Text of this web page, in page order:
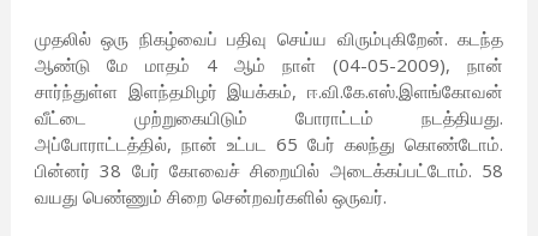
முதலில் ஒரு நிகழ்வைப் பதிவு செய்ய விரும்புகிறேன். கடந்த
ஆண்டு மே மாதம் 4 ஆம் நாள் (04-05-2009), நான்
சார்ந்துள்ள இளந்தமிழர் இயக்கம், ஈ.வி.கே.எஸ்.இளங்கோவன்
வீட்டை முற்றுகையிடும் போராட்டம் நடத்தியது.
அப்போராட்டத்தில், நான் உட்பட 65 பேர் கலந்து கொண்டோம்.
பின்னர் 38 பேர் கோவைச் சிறையில் அடைக்கப்பட்டோம். 58
வயது பெண்ணும் சிறை சென்றவர்களில் ஒருவர்.